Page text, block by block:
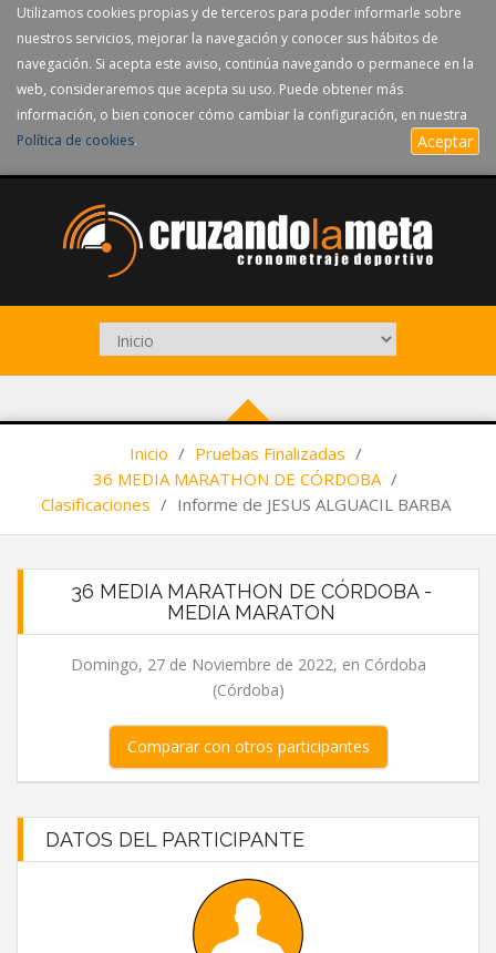
Utilizamos cookies propias y de terceros para poder informarle sobre
nuestros servicios, mejorar la navegación y conocer sus hábitos de
navegación. Si acepta este aviso, continúa navegando o permanece en la
web, consideraremos que acepta su uso. Puede obtener más
información, o bien conocer cómo cambiar la configuración, en nuestra
Política de cookies. Aceptar
Inicio / Pruebas Finalizadas /
36 MEDIA MARATHON DE CÓRDOBA /
Clasificaciones / Informe de JESUS ALGUACIL BARBA
36 MEDIA MARATHON DE CÓRDOBA -
MEDIA MARATON
Domingo, 27 de Noviembre de 2022, en Córdoba
(Córdoba)
Comparar con otros participantes
DATOS DEL PARTICIPANTE